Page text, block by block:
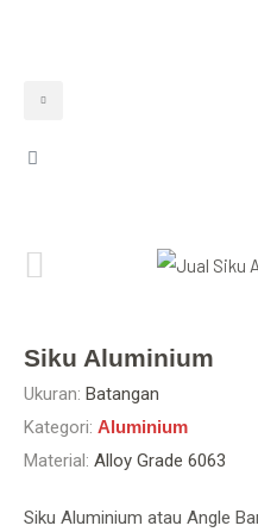
Siku Aluminium
Ukuran: Batangan
Kategori: Aluminium
Material: Alloy Grade 6063
Siku Aluminium atau Angle